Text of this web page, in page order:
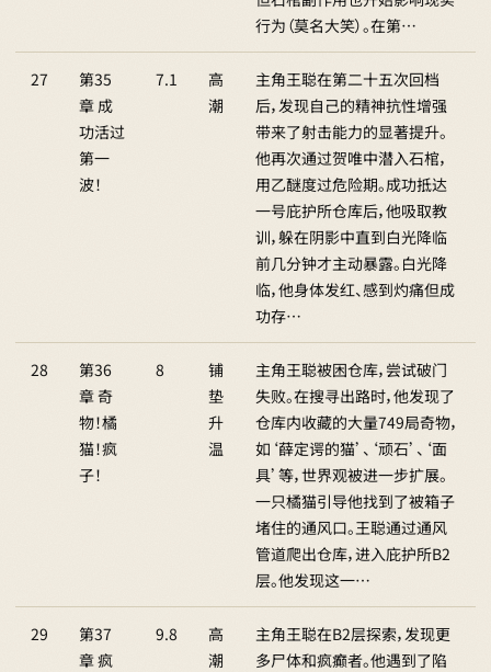
行为（莫名大笑）。在第…
27
第35
章 成
功活过
第一
波！
7.1
高
潮
主角王聪在第二十五次回档
后，发现自己的精神抗性增强
带来了射击能力的显著提升。
他再次通过贺唯中潜入石棺，
用乙醚度过危险期。成功抵达
一号庇护所仓库后，他吸取教
训，躲在阴影中直到白光降临
前几分钟才主动暴露。白光降
临，他身体发红、感到灼痛但成
功存…
28
第36
章 奇
物！橘
猫！疯
子！
8
铺
垫
升
温
主角王聪被困仓库，尝试破门
失败。在搜寻出路时，他发现了
仓库内收藏的大量749局奇物，
如‘薛定谔的猫’、‘顽石’、‘面
具’等，世界观被进一步扩展。
一只橘猫引导他找到了被箱子
堵住的通风口。王聪通过通风
管道爬出仓库，进入庇护所B2
层。他发现这一…
29
第37
章 疯
9.8
高
潮
主角王聪在B2层探索，发现更
多尸体和疯癫者。他遇到了陷